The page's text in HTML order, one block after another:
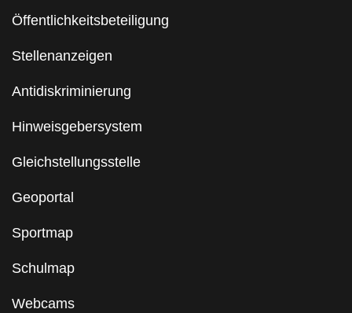
Öffentlichkeitsbeteiligung
Stellenanzeigen
Antidiskriminierung
Hinweisgebersystem
Gleichstellungsstelle
Geoportal
Sportmap
Schulmap
Webcams